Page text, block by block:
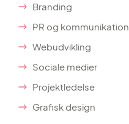
Branding
PR og kommunikation
Webudvikling
Sociale medier
Projektledelse
Grafisk design